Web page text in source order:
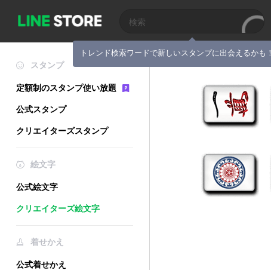
トレンド検索ワードで新しいスタンプに出会えるかも！
スタンプ
定額制のスタンプ使い放題
公式スタンプ
クリエイターズスタンプ
絵文字
公式絵文字
クリエイターズ絵文字
着せかえ
公式着せかえ